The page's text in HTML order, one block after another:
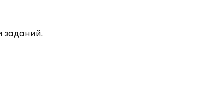
заданий.